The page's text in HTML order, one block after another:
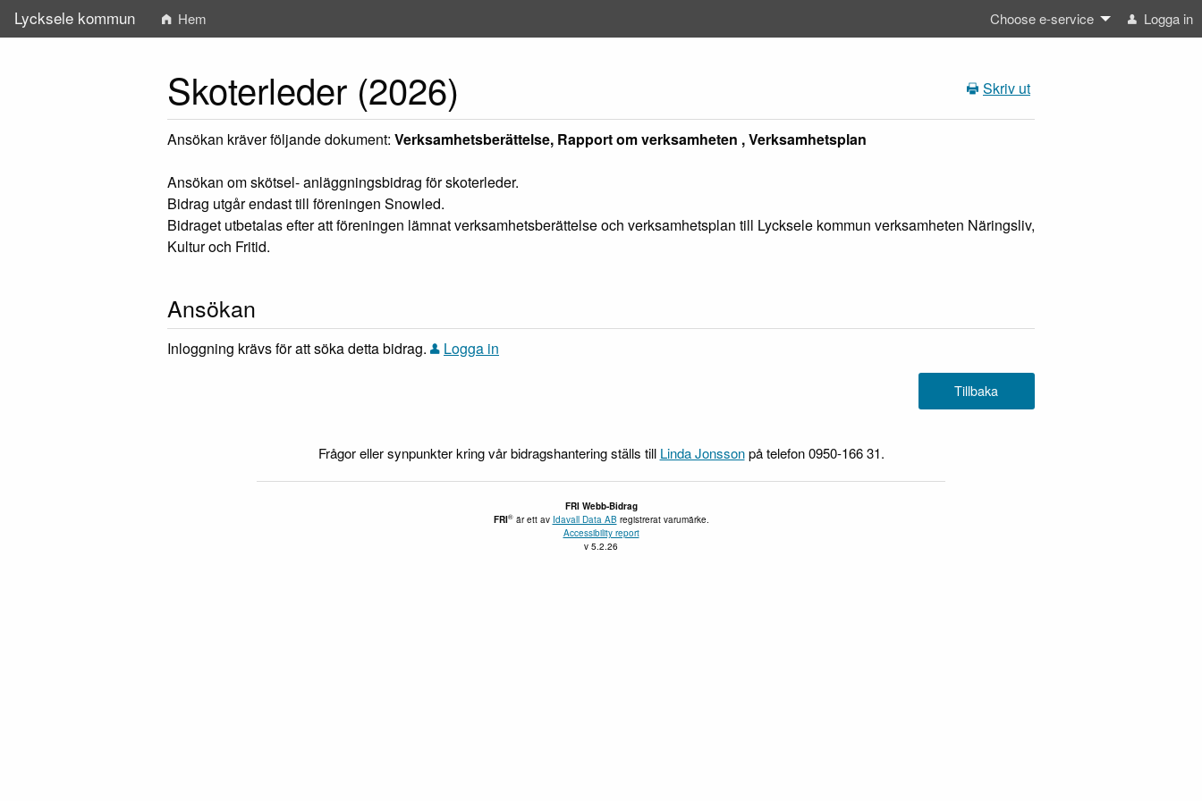
Lycksele kommun Hem Choose e-service Logga in
Skriv ut
Skoterleder (2026)
Ansökan kräver följande dokument: Verksamhetsberättelse, Rapport om verksamheten , Verksamhetsplan
Ansökan om skötsel- anläggningsbidrag för skoterleder.
Bidrag utgår endast till föreningen Snowled.
Bidraget utbetalas efter att föreningen lämnat verksamhetsberättelse och verksamhetsplan till Lycksele kommun verksamheten Näringsliv,
Kultur och Fritid.
Ansökan
Inloggning krävs för att söka detta bidrag. Logga in
Frågor eller synpunkter kring vår bidragshantering ställs till Linda Jonssonpå telefon 0950-166 31.
FRI Webb-Bidrag
FRI®är ett av Idavall Data AB registrerat varumärke.
Accessibility report
v 5.2.26